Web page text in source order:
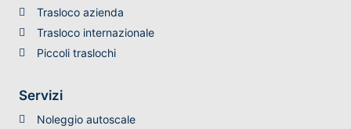
Trasloco azienda
Trasloco internazionale
Piccoli traslochi
Servizi
Noleggio autoscale